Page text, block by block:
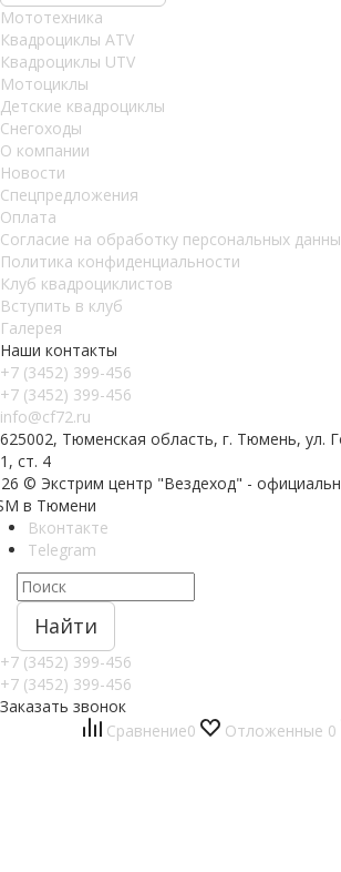
Мототехника
Квадроциклы ATV
Квадроциклы UTV
Мотоциклы
Детские квадроциклы
Снегоходы
О компании
Новости
Спецпредложения
Оплата
Согласие на обработку персональных
Политика конфиденциальности
Клуб квадроциклистов
Вступить в клуб
Галерея
Наши контакты
+7 (3452) 399-456
+7 (3452) 399-456
info@cf72.ru
625002, Тюменская область, г. Тюмень, ул.
1, ст. 4
© Экстрим центр "Вездеход" -
в Тюмени
Вконтакте
Telegram
Найти
+7 (3452) 399-456
+7 (3452) 399-456
Заказать звонок
Сравнение0 Отложенные 0